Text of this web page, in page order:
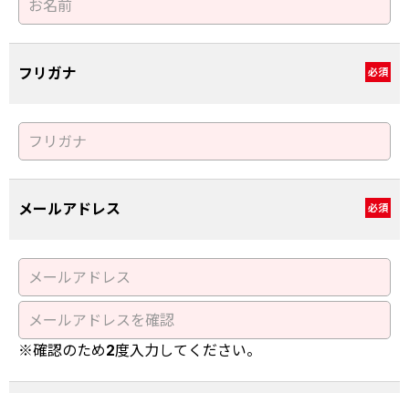
フリガナ 必須
メールアドレス 必須
※確認のため2度入力してください。